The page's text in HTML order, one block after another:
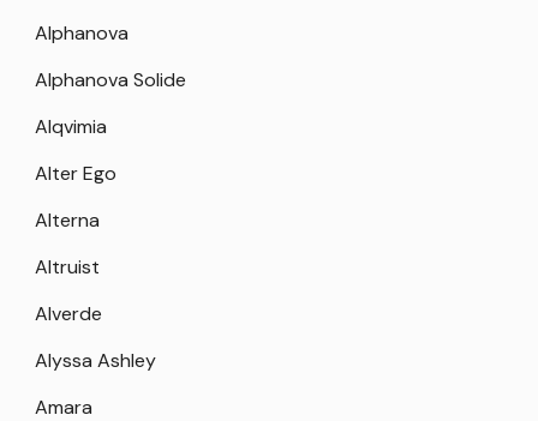
Alphanova
Alphanova Solide
Alqvimia
Alter Ego
Alterna
Altruist
Alverde
Alyssa Ashley
Amara